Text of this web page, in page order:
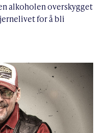
alkoholen overskygget
for å bli